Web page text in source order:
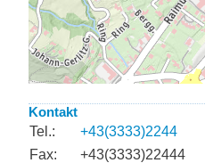
Kontakt
Tel.:
+43(3333)2244
Fax:
+43(3333)22444